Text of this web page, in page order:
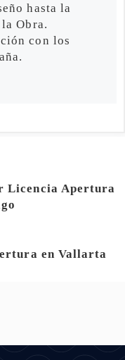
hasta la
Obra.
con los
Licencia Apertura
en Vallarta